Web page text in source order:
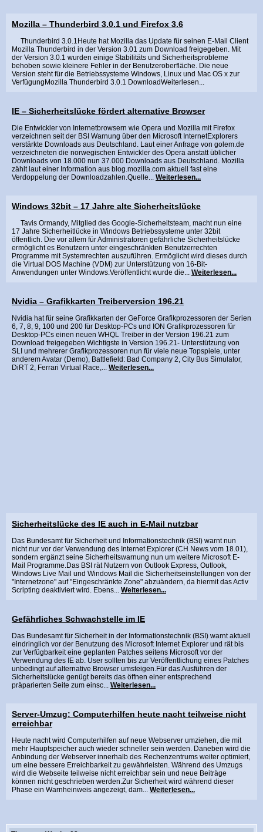
Mozilla – Thunderbird 3.0.1 und Firefox 3.6
Thunderbird 3.0.1Heute hat Mozilla das Update für seinen E-Mail Client
Mozilla Thunderbird in der Version 3.01 zum Download freigegeben. Mit
der Version 3.0.1 wurden einige Stabilitäts und Sicherheitsprobleme
behoben sowie kleinere Fehler in der Benutzeroberfläche. Die neue
Version steht für die Betriebssysteme Windows, Linux und Mac OS x zur
VerfügungMozilla Thunderbird 3.0.1 DownloadWeiterlesen...
IE – Sicherheitslücke fördert alternative Browser
Die Entwickler von Internetbrowsern wie Opera und Mozilla mit Firefox
verzeichnen seit der BSI Warnung über den Microsoft InternetExplorers
verstärkte Downloads aus Deutschland. Laut einer Anfrage von golem.de
verzeichneten die norwegischen Entwickler des Opera anstatt üblicher
Downloads von 18.000 nun 37.000 Downloads aus Deutschland. Mozilla
zählt laut einer Information aus blog.mozilla.com aktuell fast eine
Verdoppelung der Downloadzahlen.Quelle... Weiterlesen...
Windows 32bit – 17 Jahre alte Sicherheitslücke
Tavis Ormandy, Mitglied des Google-Sicherheitsteam, macht nun eine
17 Jahre Sicherheitlücke in Windows Betriebssysteme unter 32bit
öffentlich. Die vor allem für Administratoren gefährliche Sicherheitslücke
ermöglicht es Benutzern unter eingeschränkten Benutzerrechten
Programme mit Systemrechten auszuführen. Ermöglicht wird dieses durch
die Virtual DOS Machine (VDM) zur Unterstützung von 16-Bit-
Anwendungen unter Windows.Veröffentlicht wurde die... Weiterlesen...
Nvidia – Grafikkarten Treiberversion 196.21
Nvidia hat für seine Grafikkarten der GeForce Grafikprozessoren der Serien
6, 7, 8, 9, 100 und 200 für Desktop-PCs und ION Grafikprozessoren für
Desktop-PCs einen neuen WHQL Treiber in der Version 196.21 zum
Download freigegeben.Wichtigste in Version 196.21- Unterstützung von
SLI und mehrerer Grafikprozessoren nun für viele neue Topspiele, unter
anderem Avatar (Demo), Battlefield: Bad Company 2, City Bus Simulator,
DiRT 2, Ferrari Virtual Race,... Weiterlesen...
Sicherheitslücke des IE auch in E-Mail nutzbar
Das Bundesamt für Sicherheit und Informationstechnik (BSI) warnt nun
nicht nur vor der Verwendung des Internet Explorer (CH News vom 18.01),
sondern ergänzt seine Sicherheitswarnung nun um weitere Microsoft E-
Mail Programme.Das BSI rät Nutzern von Outlook Express, Outlook,
Windows Live Mail und Windows Mail die Sicherheitseinstellungen von der
"Internetzone" auf "Eingeschränkte Zone" abzuändern, da hiermit das Activ
Scripting deaktiviert wird. Ebens... Weiterlesen...
Gefährliches Schwachstelle im IE
Das Bundesamt für Sicherheit in der Informationstechnik (BSI) warnt aktuell
eindringlich vor der Benutzung des Microsoft Internet Explorer und rät bis
zur Verfügbarkeit eine geplanten Patches seitens Microsoft vor der
Verwendung des IE ab. User sollten bis zur Veröffentlichung eines Patches
unbedingt auf alternative Browser umsteigen.Für das Ausführen der
Sicherheitslücke genügt bereits das öffnen einer entsprechend
präparierten Seite zum einsc... Weiterlesen...
Server-Umzug: Computerhilfen heute nacht teilweise nicht
erreichbar
Heute nacht wird Computerhilfen auf neue Webserver umziehen, die mit
mehr Hauptspeicher auch wieder schneller sein werden. Daneben wird die
Anbindung der Webserver innerhalb des Rechenzentrums weiter optimiert,
um eine bessere Erreichbarkeit zu gewährleisten. Während des Umzugs
wird die Webseite teilweise nicht erreichbar sein und neue Beiträge
können nicht geschrieben werden.Zur Sicherheit wird während dieser
Phase ein Warnheinweis angezeigt, dam... Weiterlesen...